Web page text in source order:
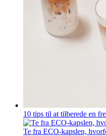
10 tips til at tilberede en
Te fra ECO-kapslen,